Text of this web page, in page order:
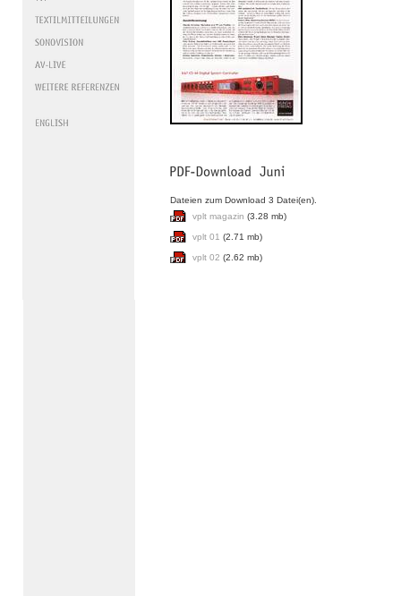
Dateien zum Download 3 Datei(en).
vplt magazin (3.28 mb)
vplt 01 (2.71 mb)
vplt 02 (2.62 mb)